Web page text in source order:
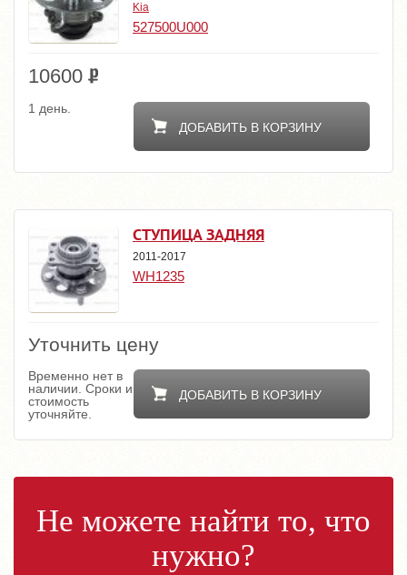
Kia
527500U000
10600
ДОБАВИТЬ В КОРЗИНУ
1 день.
СТУПИЦА ЗАДНЯЯ
2011-2017
WH1235
Уточнить цену
ДОБАВИТЬ В КОРЗИНУ
Временно нет в
наличии. Сроки и
стоимость
уточняйте.
Не можете найти то, что
нужно?